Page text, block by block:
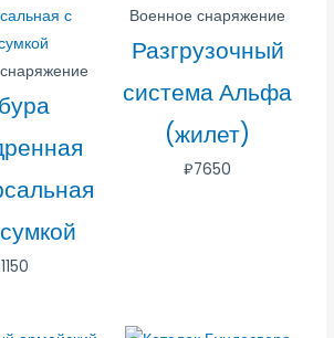
1150
Военное снаряжение
Разгрузочный
система Альфа
(жилет)
₽7650